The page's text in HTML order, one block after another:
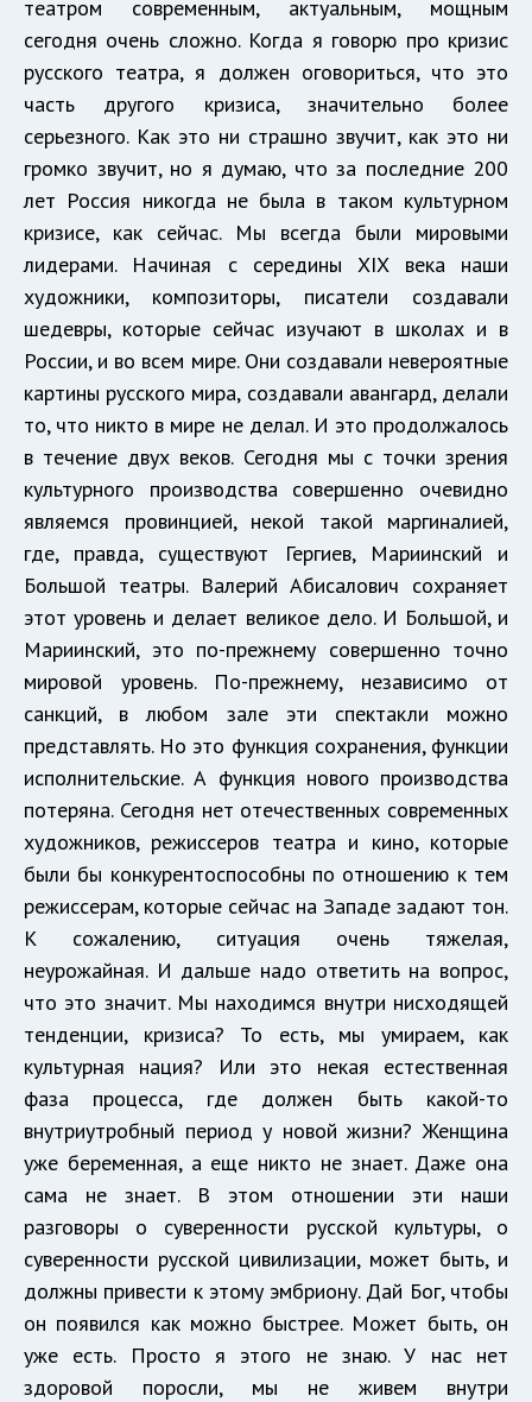
театром современным, актуальным, мощным
сегодня очень сложно. Когда я говорю про кризис
русского театра, я должен оговориться, что это
часть другого кризиса, значительно более
серьезного. Как это ни страшно звучит, как это ни
громко звучит, но я думаю, что за последние 200
лет Россия никогда не была в таком культурном
кризисе, как сейчас. Мы всегда были мировыми
лидерами. Начиная с середины XIX века наши
художники, композиторы, писатели создавали
шедевры, которые сейчас изучают в школах и в
России, и во всем мире. Они создавали невероятные
картины русского мира, создавали авангард, делали
то, что никто в мире не делал. И это продолжалось
в течение двух веков. Сегодня мы с точки зрения
культурного производства совершенно очевидно
являемся провинцией, некой такой маргиналией,
где, правда, существуют Гергиев, Мариинский и
Большой театры. Валерий Абисалович сохраняет
этот уровень и делает великое дело. И Большой, и
Мариинский, это по-прежнему совершенно точно
мировой уровень. По-прежнему, независимо от
санкций, в любом зале эти спектакли можно
представлять. Но это функция сохранения, функции
исполнительские. А функция нового производства
потеряна. Сегодня нет отечественных современных
художников, режиссеров театра и кино, которые
были бы конкурентоспособны по отношению к тем
режиссерам, которые сейчас на Западе задают тон.
К сожалению, ситуация очень тяжелая,
неурожайная. И дальше надо ответить на вопрос,
что это значит. Мы находимся внутри нисходящей
тенденции, кризиса? То есть, мы умираем, как
культурная нация? Или это некая естественная
фаза процесса, где должен быть какой-то
внутриутробный период у новой жизни? Женщина
уже беременная, а еще никто не знает. Даже она
сама не знает. В этом отношении эти наши
разговоры о суверенности русской культуры, о
суверенности русской цивилизации, может быть, и
должны привести к этому эмбриону. Дай Бог, чтобы
он появился как можно быстрее. Может быть, он
уже есть. Просто я этого не знаю. У нас нет
здоровой поросли, мы не живем внутри